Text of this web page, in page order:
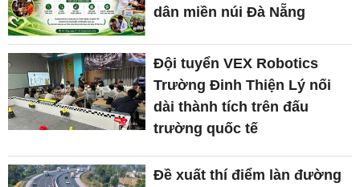
dân miền núi Đà Nẵng
Đội tuyển VEX Robotics
Trường Đinh Thiện Lý nối
dài thành tích trên đấu
trường quốc tế
Đề xuất thí điểm làn đường